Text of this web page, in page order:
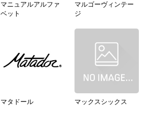
マニュアルアルファ
ベット
マルゴーヴィンテー
ジ
マタドール マックスシックス